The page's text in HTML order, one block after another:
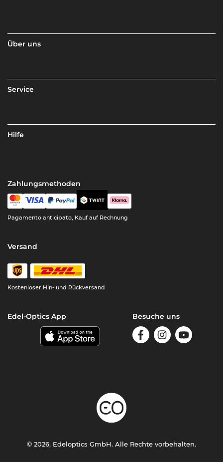
Über uns
Service
Hilfe
Zahlungsmethoden
Pagamento anticipato, Kauf auf Rechnung
Versand
Kostenloser Hin- und Rückversand
Edel-Optics App Besuche uns
© 2026, Edeloptics GmbH. Alle Rechte vorbehalten.